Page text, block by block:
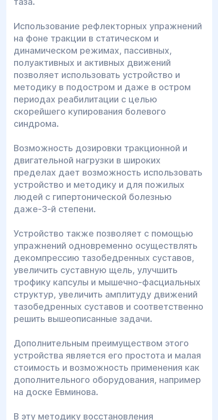
Использование рефлекторных упражнений
на фоне тракции в статическом и
динамическом режимах, пассивных,
полуактивных и активных движений
позволяет использовать устройство и
методику в подостром и даже в остром
периодах реабилитации с целью
скорейшего купирования болевого
синдрома.
Возможность дозировки тракционной и
двигательной нагрузки в широких
пределах дает возможность использовать
устройство и методику и для пожилых
людей с гипертонической болезнью
даже-3-й степени.
Устройство также позволяет с помощью
упражнений одновременно осуществлять
декомпрессию тазобедренных суставов,
увеличить суставную щель, улучшить
трофику капсулы и мышечно-фасциальных
структур, увеличить амплитуду движений
тазобедренных суставов и соответственно
решить вышеописанные задачи.
Дополнительным преимуществом этого
устройства является его простота и малая
стоимость и возможность применения как
дополнительного оборудования, например
на доске Евминова.
В эту методику восстановления